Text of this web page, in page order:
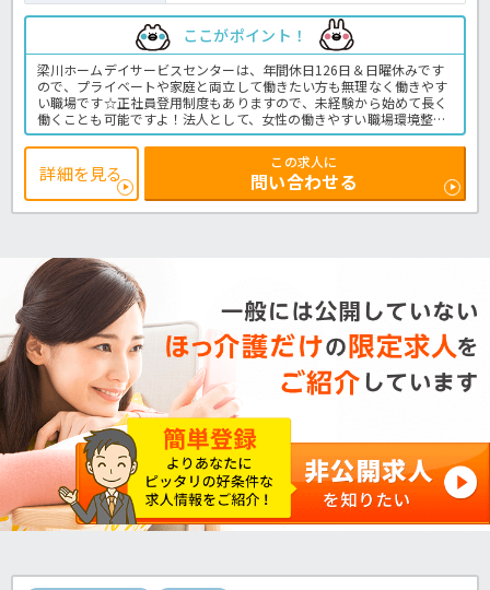
ここがポイント！
梁川ホームデイサービスセンターは、年間休日126日＆日曜休みです
ので、プライベートや家庭と両立して働きたい方も無理なく働きやす
い職場です☆正社員登用制度もありますので、未経験から始めて長く
働くことも可能ですよ！法人として、女性の働きやすい職場環境整備
に力を入れているため、子育て世代の方も安心の職場です♪是非、お
問い合わせください！デイサービスでの介護業務全般です。
＜介護職 契約社員 デイサービスの求人＞
詳細を見る
この求人に
問い合わせる